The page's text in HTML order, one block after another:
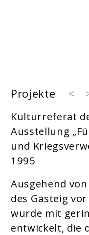
Projekte <
Kulturreferat
Ausstellung
und
1995
Ausgehend
des Gasteig
wurde mit
entwickelt, die